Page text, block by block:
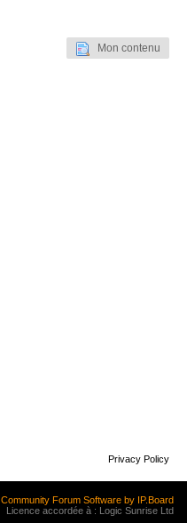
Mon contenu
Privacy Policy
Community Forum Software by IP.Board
Licence accordée à : Logic Sunrise Ltd